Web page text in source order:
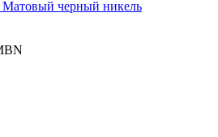
Матовый черный никель